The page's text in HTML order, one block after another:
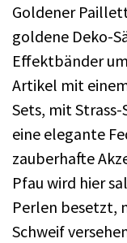
Goldener
goldene Deko-
Effektbänder
Artikel mit
Sets, mit
eine elegante
zauberhafte
Pfau wird hier
Perlen besetzt,
Schweif